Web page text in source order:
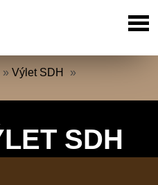
»Výlet SDH
»
SDH